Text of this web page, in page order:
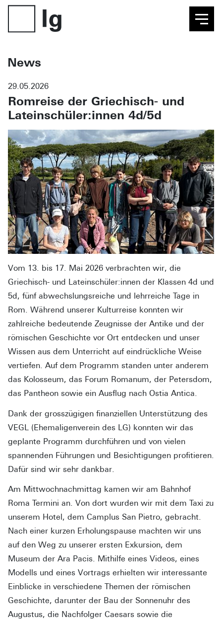
News
29.05.2026
Romreise der Griechisch- und
Lateinschüler:innen 4d/5d
Vom 13. bis 17. Mai 2026 verbrachten wir, die
Griechisch- und Lateinschüler:innen der Klassen 4d und
5d, fünf abwechslungsreiche und lehrreiche Tage in
Rom. Während unserer Kulturreise konnten wir
zahlreiche bedeutende Zeugnisse der Antike und der
römischen Geschichte vor Ort entdecken und unser
Wissen aus dem Unterricht auf eindrückliche Weise
vertiefen. Auf dem Programm standen unter anderem
das Kolosseum, das Forum Romanum, der Petersdom,
das Pantheon sowie ein Ausflug nach Ostia Antica.
Dank der grosszügigen finanziellen Unterstützung des
VEGL (Ehemaligenverein des LG) konnten wir das
geplante Programm durchführen und von vielen
spannenden Führungen und Besichtigungen profitieren.
Dafür sind wir sehr dankbar.
Am Mittwochnachmittag kamen wir am Bahnhof
Roma Termini an. Von dort wurden wir mit dem Taxi zu
unserem Hotel, dem Camplus San Pietro, gebracht.
Nach einer kurzen Erholungspause machten wir uns
auf den Weg zu unserer ersten Exkursion, dem
Museum der Ara Pacis. Mithilfe eines Videos, eines
Modells und eines Vortrags erhielten wir interessante
Einblicke in verschiedene Themen der römischen
Geschichte, darunter der Bau der Sonnenuhr des
Augustus, die Nachfolger Caesars sowie die